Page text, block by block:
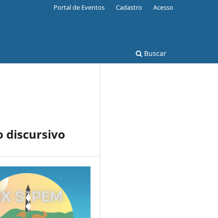
Buscar
Portal de Eventos Cadastro Acesso
discursivo